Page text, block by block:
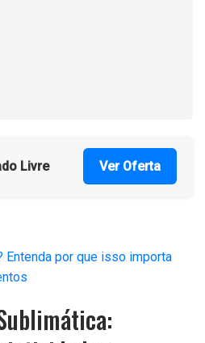
Livre Ver Oferta
Entenda por que isso importa